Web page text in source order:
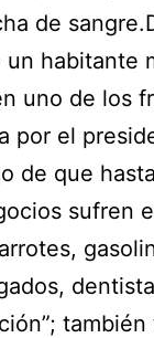
de
habitante
uno de los
por el
de que
sufren